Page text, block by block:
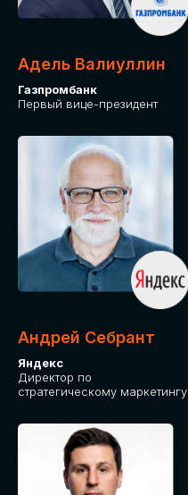
Адель Валиуллин
Газпромбанк
Первый вице-президент
Андрей Себрант
Яндекс
Директор по
стратегическому маркетингу